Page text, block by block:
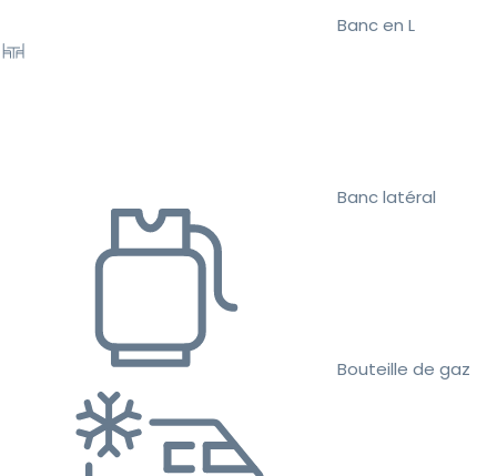
Banc en L
Banc latéral
Bouteille de gaz